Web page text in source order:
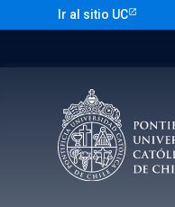
al
Ir al sitio UC